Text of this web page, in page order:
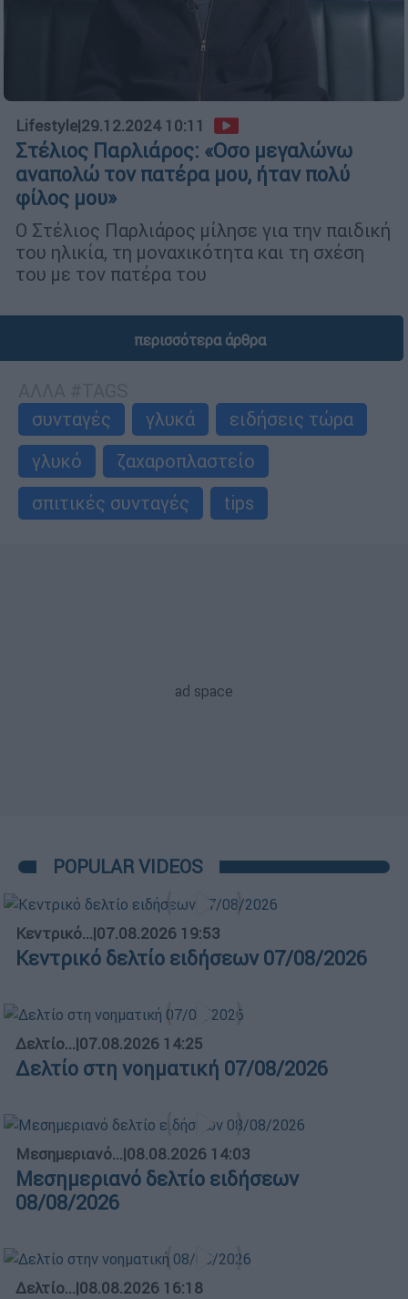
Lifestyle|29.12.2024 10:11
Στέλιος Παρλιάρος: «Οσο μεγαλώνω
αναπολώ τον πατέρα μου, ήταν πολύ
φίλος μου»
Ο Στέλιος Παρλιάρος μίλησε για την παιδική
του ηλικία, τη μοναχικότητα και τη σχέση
του με τον πατέρα του
περισσότερα άρθρα
συνταγές
γλυκά
ειδήσεις τώρα
γλυκό
ζαχαροπλαστείο
σπιτικές συνταγές
tips
POPULAR VIDEOS
Κεντρικό...|07.08.2026 19:53
Κεντρικό δελτίο ειδήσεων 07/08/2026
Δελτίο...|07.08.2026 14:25
Δελτίο στη νοηματική 07/08/2026
Μεσημεριανό...|08.08.2026 14:03
Μεσημεριανό δελτίο ειδήσεων
08/08/2026
Δελτίο...|08.08.2026 16:18